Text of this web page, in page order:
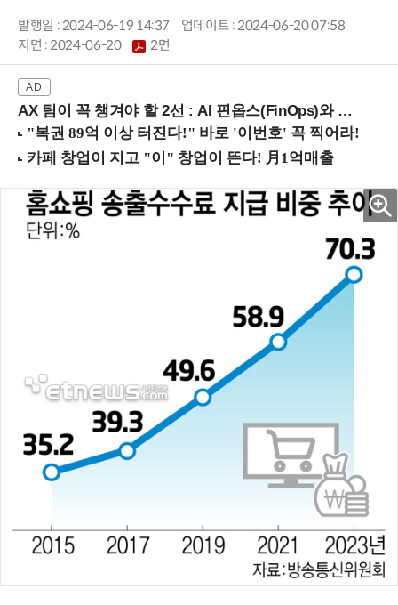
발행일 : 2024-06-19 14:37
업데이트 : 2024-06-20 07:58
지면 :2024-06-20 2면
AX 팀이 꼭 챙겨야 할 2선 : AI 핀옵스(FinOps)와 토큰 거버넌스 (8/21 잠실역)